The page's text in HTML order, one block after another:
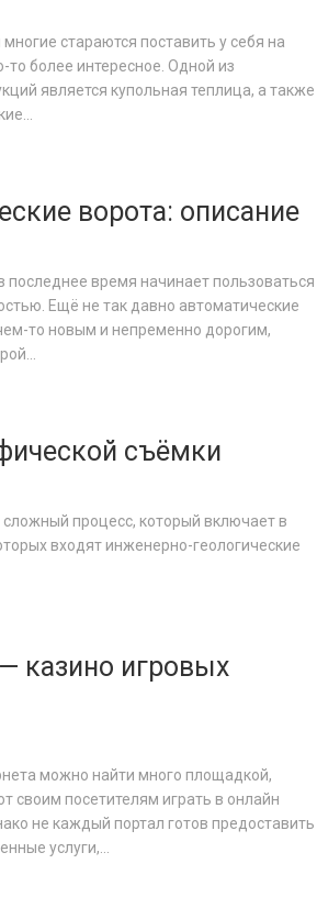
стараются поставить у себя на
то более интересное. Одной из
является купольная теплица, а также
ворота: описание
последнее время начинает пользоваться
Ещё не так давно автоматические
то новым и непременно дорогим,
съёмки
процесс, который включает в
входят инженерно-геологические
казино игровых
можно найти много площадкой,
своим посетителям играть в онлайн
не каждый портал готов предоставить
услуги,...